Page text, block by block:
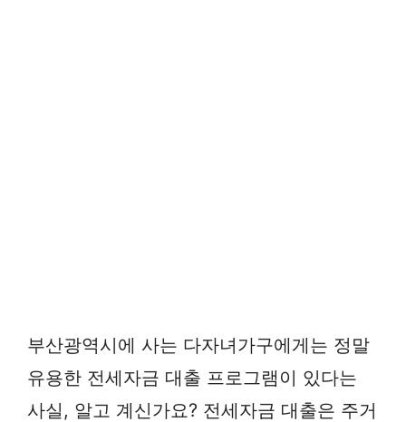
부산광역시에 사는 다자녀가구에게는 정말
유용한 전세자금 대출 프로그램이 있다는
사실, 알고 계신가요? 전세자금 대출은 주거